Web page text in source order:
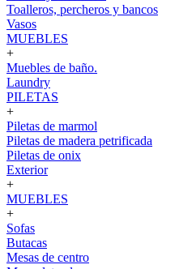
Toalleros, percheros y bancos
Vasos
MUEBLES
+
Muebles de baño.
Laundry
PILETAS
+
Piletas de marmol
Piletas de madera petrificada
Piletas de onix
Exterior
+
MUEBLES
+
Sofas
Butacas
Mesas de centro